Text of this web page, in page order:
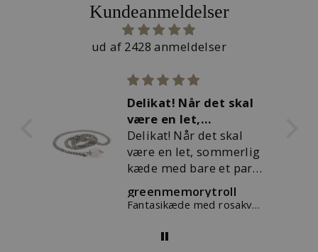
Kundeanmeldelser
ud af 2428 anmeldelser
Delikat! Når det skal
sommerlig kæde
Delikat! Når det skal
være en let, sommerlig
kæde med bare et par
så er denne mit
greenmemorytroll
Fantasikæde med rosakvarts